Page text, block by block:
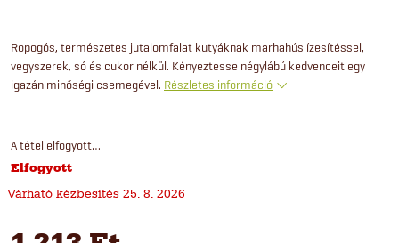
Ropogós, természetes jutalomfalat kutyáknak marhahús ízesítéssel,
vegyszerek, só és cukor nélkül. Kényeztesse négylábú kedvenceit egy
igazán minőségi csemegével. Részletes információ
A tétel elfogyott…
Elfogyott
25. 8. 2026